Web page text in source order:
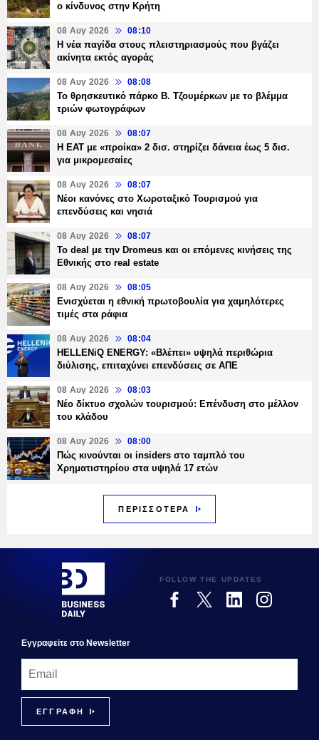
ο κίνδυνος στην Κρήτη
08 Αυγ 2026 08:10
Η νέα παγίδα στους πλειστηριασμούς που βγάζει
ακίνητα εκτός αγοράς
08 Αυγ 2026 08:08
Το θρησκευτικό πάρκο Β. Τζουμέρκων με το βλέμμα
τριών φωτογράφων
08 Αυγ 2026 08:07
Η ΕΑΤ με «προίκα» 2 δισ. στηρίζει δάνεια έως 5 δισ.
για μικρομεσαίες
08 Αυγ 2026 08:07
Νέοι κανόνες στο Χωροταξικό Τουρισμού για
επενδύσεις και νησιά
08 Αυγ 2026 08:07
Το deal με την Dromeus και οι επόμενες κινήσεις της
Εθνικής στο real estate
08 Αυγ 2026 08:05
Ενισχύεται η εθνική πρωτοβουλία για χαμηλότερες
τιμές στα ράφια
08 Αυγ 2026 08:04
HELLENiQ ENERGY: «Βλέπει» υψηλά περιθώρια
διύλισης, επιταχύνει επενδύσεις σε ΑΠΕ
08 Αυγ 2026 08:03
Νέο δίκτυο σχολών τουρισμού: Επένδυση στο μέλλον
του κλάδου
08 Αυγ 2026 08:00
Πώς κινούνται οι insiders στο ταμπλό του
Χρηματιστηρίου στα υψηλά 17 ετών
ΠΕΡΙΣΣΟΤΕΡΑ
FOLLOW THE UPDATES
Εγγραφεiτε στο Newsletter